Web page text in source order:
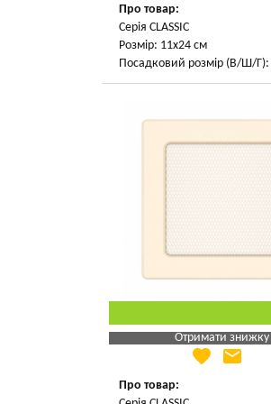
Про товар:
Серія CLASSIC
Розмір: 11х24 см
Посадковий розмір (В/Ш/Г):
Отримати знижку
Яка Ваша ціна
Вказати мою ціну
favorite email
Про товар: